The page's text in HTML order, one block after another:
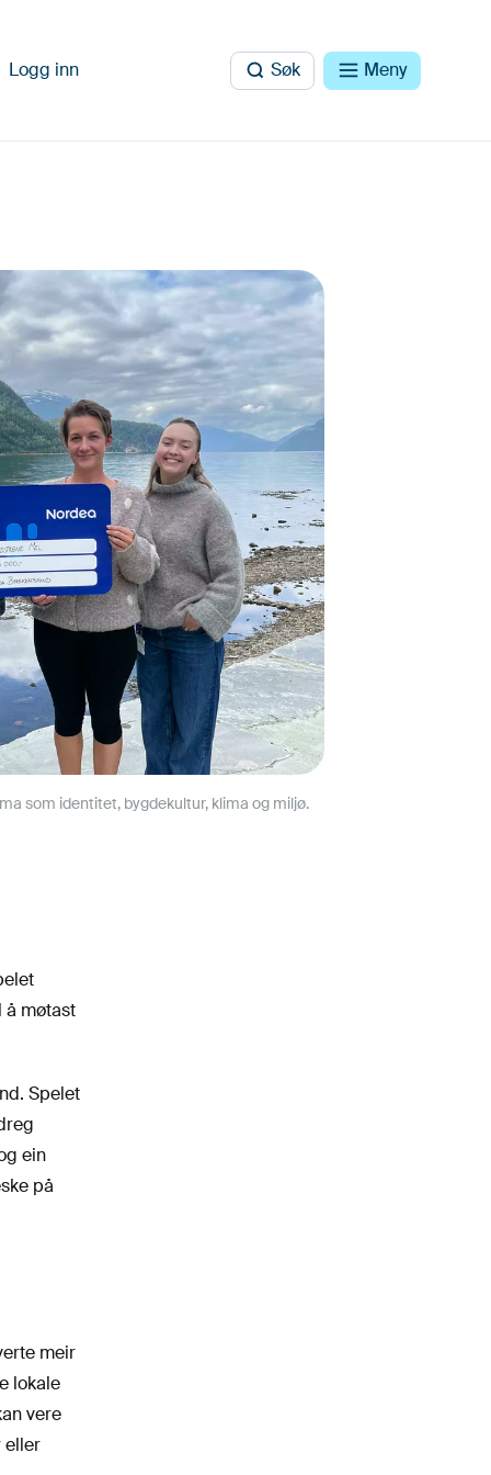
Logg inn Søk Meny
som identitet, bygdekultur, klima og miljø.
å møtast
Spelet
ein
på
meir
lokale
vere
eller